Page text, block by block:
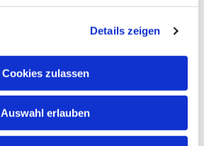
Details zeigen
Cookies zulassen
Auswahl erlauben